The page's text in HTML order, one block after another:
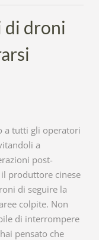
di droni
a tutti gli operatori
a
post-
produttore cinese
di seguire la
colpite. Non
di interrompere
pensato che